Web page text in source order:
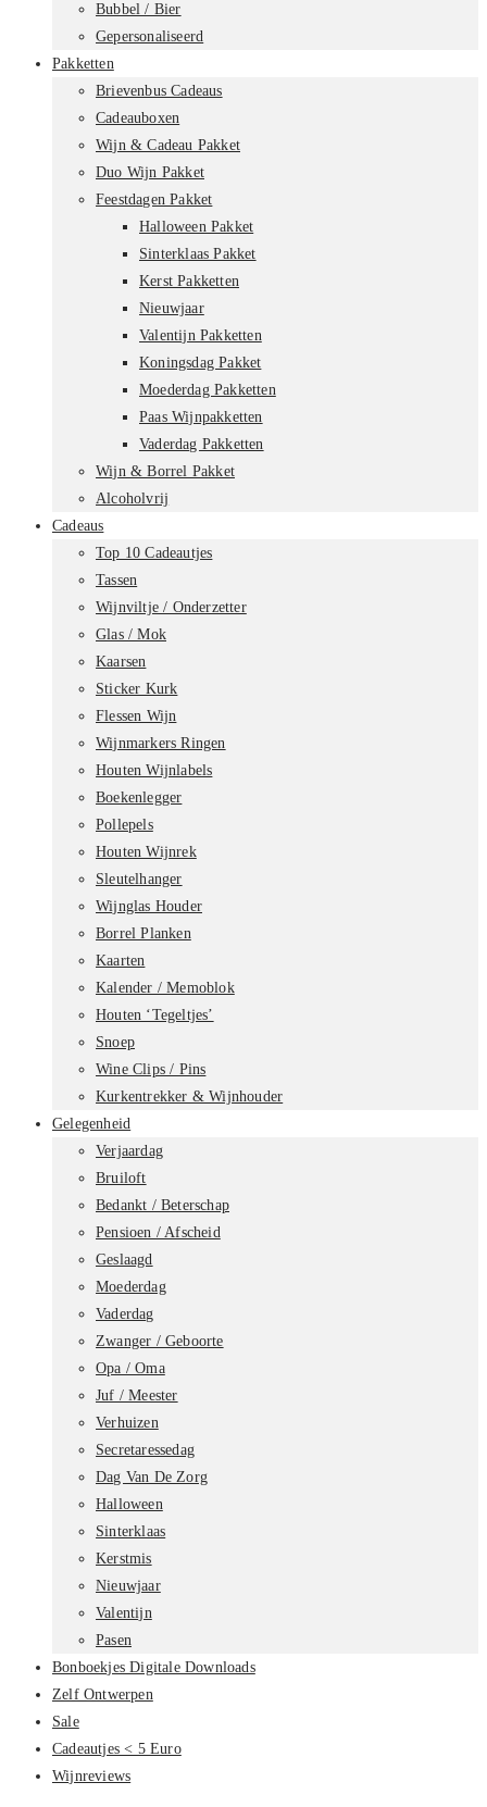
Bubbel / Bier
Gepersonaliseerd
Pakketten
Brievenbus Cadeaus
Cadeauboxen
Wijn & Cadeau Pakket
Duo Wijn Pakket
Feestdagen Pakket
Halloween Pakket
Sinterklaas Pakket
Kerst Pakketten
Nieuwjaar
Valentijn Pakketten
Koningsdag Pakket
Moederdag Pakketten
Paas Wijnpakketten
Vaderdag Pakketten
Wijn & Borrel Pakket
Alcoholvrij
Cadeaus
Top 10 Cadeautjes
Tassen
Wijnviltje / Onderzetter
Glas / Mok
Kaarsen
Sticker Kurk
Flessen Wijn
Wijnmarkers Ringen
Houten Wijnlabels
Boekenlegger
Pollepels
Houten Wijnrek
Sleutelhanger
Wijnglas Houder
Borrel Planken
Kaarten
Kalender / Memoblok
Houten ‘Tegeltjes’
Snoep
Wine Clips / Pins
Kurkentrekker & Wijnhouder
Gelegenheid
Verjaardag
Bruiloft
Bedankt / Beterschap
Pensioen / Afscheid
Geslaagd
Moederdag
Vaderdag
Zwanger / Geboorte
Opa / Oma
Juf / Meester
Verhuizen
Secretaressedag
Dag Van De Zorg
Halloween
Sinterklaas
Kerstmis
Nieuwjaar
Valentijn
Pasen
Bonboekjes Digitale Downloads
Zelf Ontwerpen
Sale
Cadeautjes < 5 Euro
Wijnreviews